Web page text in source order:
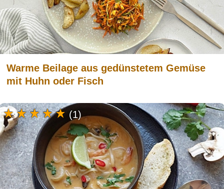
Warme Beilage aus gedünstetem Gemüse
mit Huhn oder Fisch
(1)